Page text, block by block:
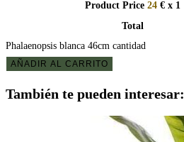
Product Price 24 € x 1
Total
Phalaenopsis blanca 46cm cantidad
AÑADIR AL CARRITO
También te pueden interesar: